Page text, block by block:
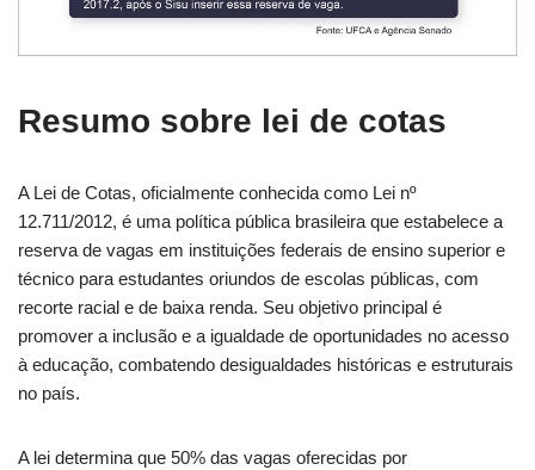
Resumo sobre lei de cotas
A Lei de Cotas, oficialmente conhecida como Lei nº
12.711/2012, é uma política pública brasileira que estabelece a
reserva de vagas em instituições federais de ensino superior e
técnico para estudantes oriundos de escolas públicas, com
recorte racial e de baixa renda. Seu objetivo principal é
promover a inclusão e a igualdade de oportunidades no acesso
à educação, combatendo desigualdades históricas e estruturais
no país.
A lei determina que 50% das vagas oferecidas por